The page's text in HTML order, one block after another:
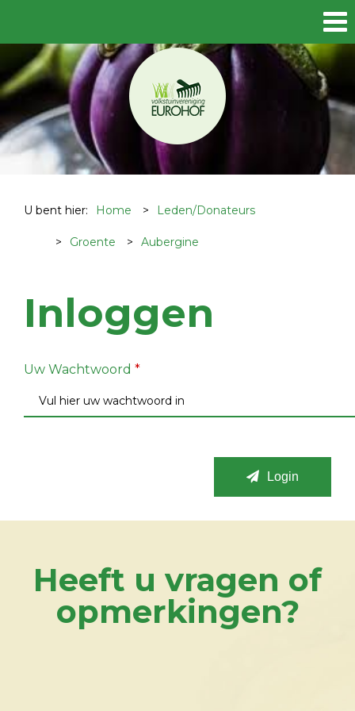
U bent hier: Home > Leden/Donateurs
> Groente > Aubergine
Inloggen
Uw Wachtwoord *
Login
Heeft u vragen of
opmerkingen?